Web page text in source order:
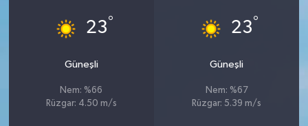
23°
Güneşli
Nem: %66
Rüzgar: 4.50 m/s
23°
Güneşli
Nem: %67
Rüzgar: 5.39 m/s